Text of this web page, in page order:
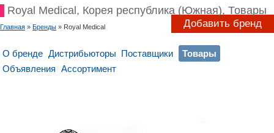
Royal Medical, Корея республика (Южная), Товары
Главная » Бренды » Royal Medical Добавить бренд
О бренде Дистрибьюторы Поставщики
Товары
Объявления Ассортимент